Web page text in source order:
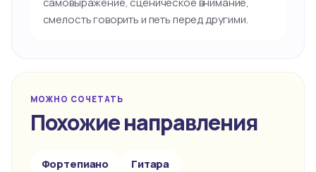
смелость говорить и петь перед другими.
МОЖНО СОЧЕТАТЬ
Похожие направления
Фортепиано
Гитара